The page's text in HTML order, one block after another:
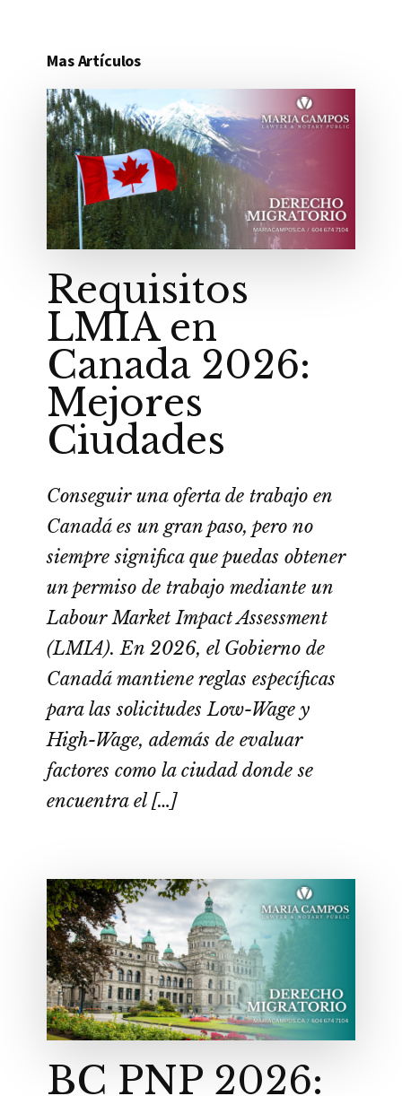
Mas Artículos
Requisitos
LMIA en
Canada 2026:
Mejores
Ciudades
Conseguir una oferta de trabajo en
Canadá es un gran paso, pero no
siempre significa que puedas obtener
un permiso de trabajo mediante un
Labour Market Impact Assessment
(LMIA). En 2026, el Gobierno de
Canadá mantiene reglas específicas
para las solicitudes Low-Wage y
High-Wage, además de evaluar
factores como la ciudad donde se
encuentra el […]
BC PNP 2026: